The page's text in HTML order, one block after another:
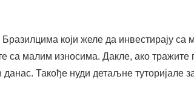
Бразилцима који желе да инвестирају
са малим износима. Дакле, ако тражите
Такође нуди детаљне туторијале